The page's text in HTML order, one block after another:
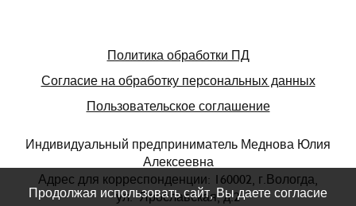
Политика обработки ПД
Согласие на обработку персональных данных
Пользовательское соглашение
Индивидуальный предприниматель Меднова Юлия
Алексеевна
Адрес для корреспонденции: 160002, г.Вологда,
ул. Ярославская, д.2
Продолжая использовать сайт, Вы даете согласие